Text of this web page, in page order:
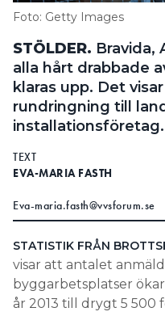
Information om GDPR
Search for:
SEARCH
Foto: Getty Images
STÖLDER. Bravida,
alla hårt drabbade
klaras upp. Det
rundringning till
installationsföretag.
TEXT
EVA-MARIA FASTH
Eva-maria.fasth@vvsforum.se
STATISTIK FRÅN
visar att antalet
byggarbetsplatser
år 2013 till drygt 5 500